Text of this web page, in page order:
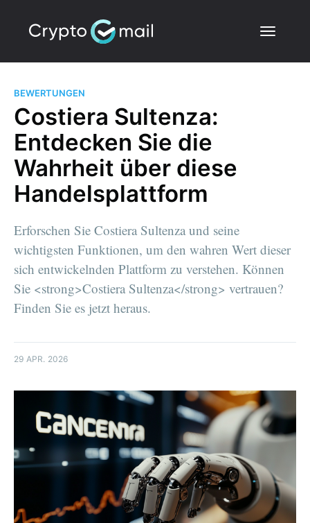
BEWERTUNGEN
Costiera Sultenza:
Entdecken Sie die
Wahrheit über diese
Handelsplattform
Erforschen Sie Costiera Sultenza und seine
wichtigsten Funktionen, um den wahren Wert dieser
sich entwickelnden Plattform zu verstehen. Können
Sie <strong>Costiera Sultenza</strong> vertrauen?
Finden Sie es jetzt heraus.
29 APR. 2026